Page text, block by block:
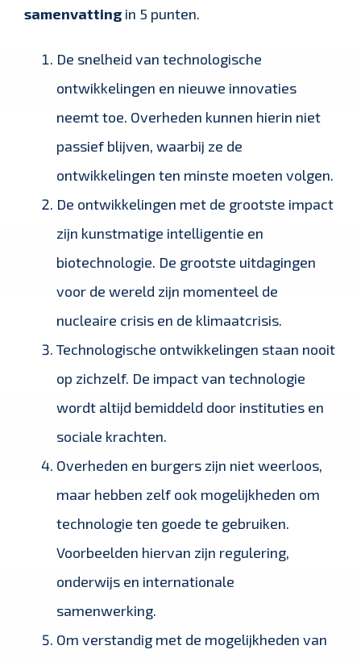
samenvattingin 5 punten.
De snelheid van technologische
ontwikkelingen en nieuwe innovaties
neemt toe. Overheden kunnen hierin niet
passief blijven, waarbij ze de
ontwikkelingen ten minste moeten volgen.
De ontwikkelingen met de grootste impact
zijn kunstmatige intelligentie en
biotechnologie. De grootste uitdagingen
voor de wereld zijn momenteel de
nucleaire crisis en de klimaatcrisis.
Technologische ontwikkelingen staan nooit
op zichzelf. De impact van technologie
wordt altijd bemiddeld door instituties en
sociale krachten.
Overheden en burgers zijn niet weerloos,
maar hebben zelf ook mogelijkheden om
technologie ten goede te gebruiken.
Voorbeelden hiervan zijn regulering,
onderwijs en internationale
samenwerking.
Om verstandig met de mogelijkheden van